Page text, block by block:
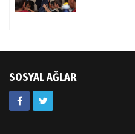
SOSYAL AĞLAR